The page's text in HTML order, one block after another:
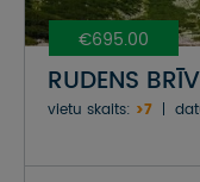
€695.00
RUDENS
vietu skaits: >7